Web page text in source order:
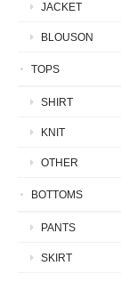
JACKET
BLOUSON
TOPS
SHIRT
KNIT
OTHER
BOTTOMS
PANTS
SKIRT